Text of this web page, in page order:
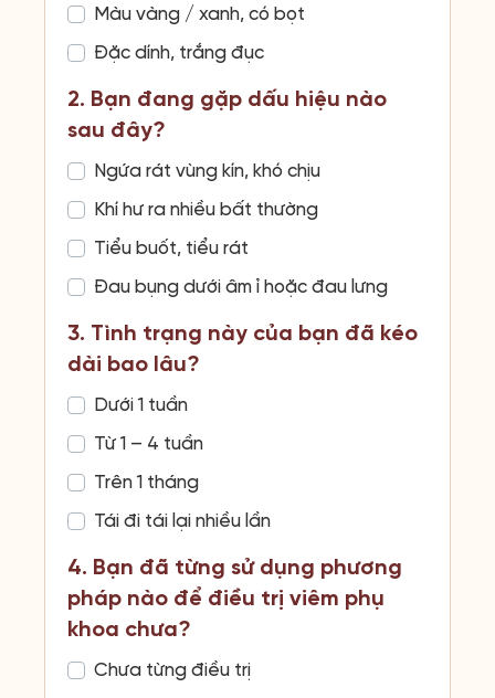
Màu vàng / xanh, có bọt
Đặc dính, trắng đục
2. Bạn đang gặp dấu hiệu nào
sau đây?
Ngứa rát vùng kín, khó chịu
Khí hư ra nhiều bất thường
Tiểu buốt, tiểu rát
Đau bụng dưới âm ỉ hoặc đau lưng
3. Tình trạng này của bạn đã kéo
dài bao lâu?
Dưới 1 tuần
Từ 1 – 4 tuần
Trên 1 tháng
Tái đi tái lại nhiều lần
4. Bạn đã từng sử dụng phương
pháp nào để điều trị viêm phụ
khoa chưa?
Chưa từng điều trị